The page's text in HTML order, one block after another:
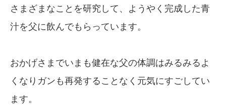
さまざまなことを研究して、ようやく完成した青
汁を父に飲んでもらっています。
おかげさまでいまも健在な父の体調はみるみるよ
くなりガンも再発することなく元気にすごしてい
ます。